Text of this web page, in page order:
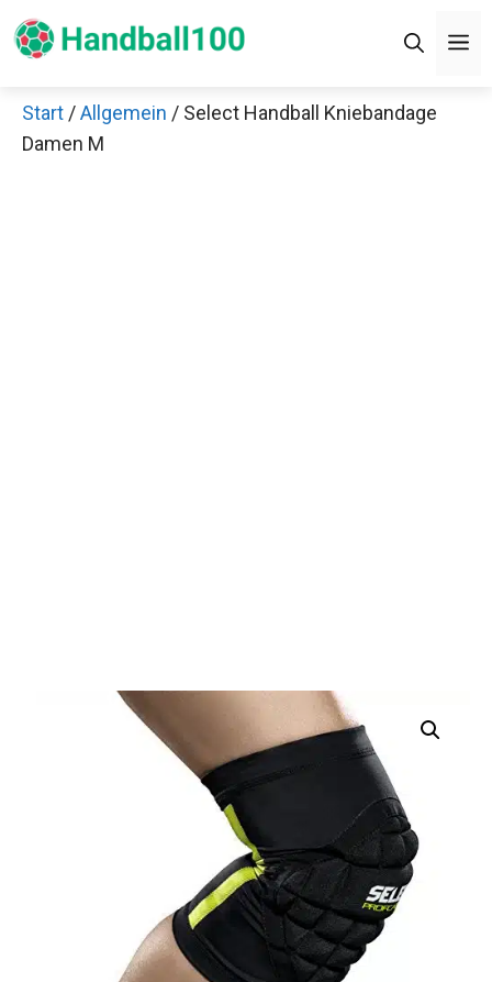
Zum
Inhalt
Start /Allgemein / Select Handball Kniebandage
Damen M